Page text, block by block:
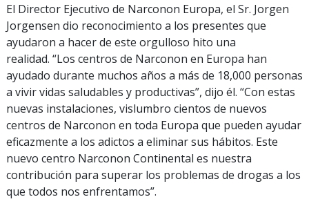
El Director Ejecutivo de Narconon Europa, el Sr. Jorgen
Jorgensen dio reconocimiento a los presentes que
ayudaron a hacer de este orgulloso hito una
realidad. “Los centros de Narconon en Europa han
ayudado durante muchos años a más de 18,000 personas
a vivir vidas saludables y productivas”, dijo él. “Con estas
nuevas instalaciones, vislumbro cientos de nuevos
centros de Narconon en toda Europa que pueden ayudar
eficazmente a los adictos a eliminar sus hábitos. Este
nuevo centro Narconon Continental es nuestra
contribución para superar los problemas de drogas a los
que todos nos enfrentamos”.